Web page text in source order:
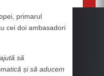
primarul
cei doi ambasadori
să
și să aducem